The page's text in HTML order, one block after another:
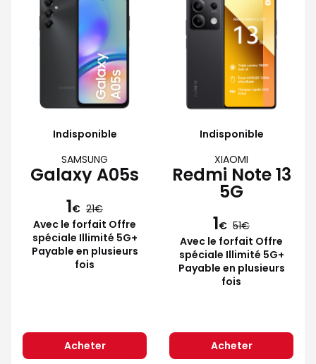
Indisponible
SAMSUNG
Galaxy A05s
1€ 21
Avec le forfait Offre
spéciale Illimité 5G+
Payable en plusieurs
fois
Acheter
Indisponible
XIAOMI
Redmi Note 13
5G
1€ 51
Avec le forfait Offre
spéciale Illimité 5G+
Payable en plusieurs
fois
Acheter